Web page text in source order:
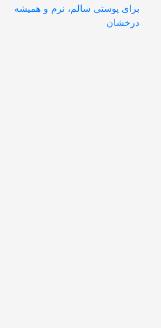
برای پوستی سالم، نرم و همیشه
درخشان